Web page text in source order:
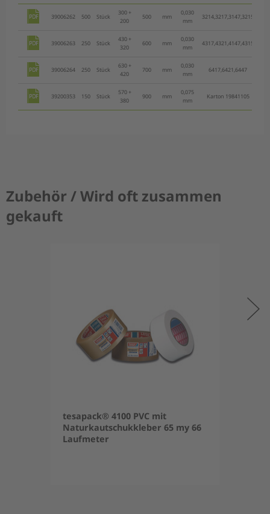
39006262 500 Stück
300 +
200
500 mm
0,030
mm
3214,3217,3147,3215
39006263 250 Stück
430 +
320
600 mm
0,030
mm
4317,4321,4147,4315
39006264 250 Stück
630 +
420
700 mm
0,030
mm
6417,6421,6447
39200353 150 Stück
570 +
380
900 mm
0,075
mm
Karton 19841105
Zubehör / Wird oft zusammen
gekauft
tesapack® 4100 PVC mit
Naturkautschukkleber 65 my 66
Laufmeter